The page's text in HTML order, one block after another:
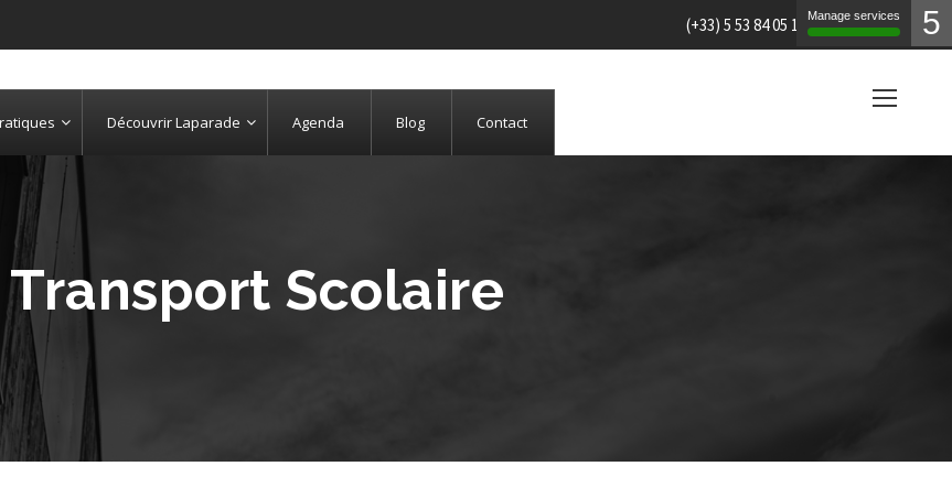
(+33) 5 53 84 05 19
Découvrir Laparade Agenda Blog Contact
Scolaire
Manage services 5